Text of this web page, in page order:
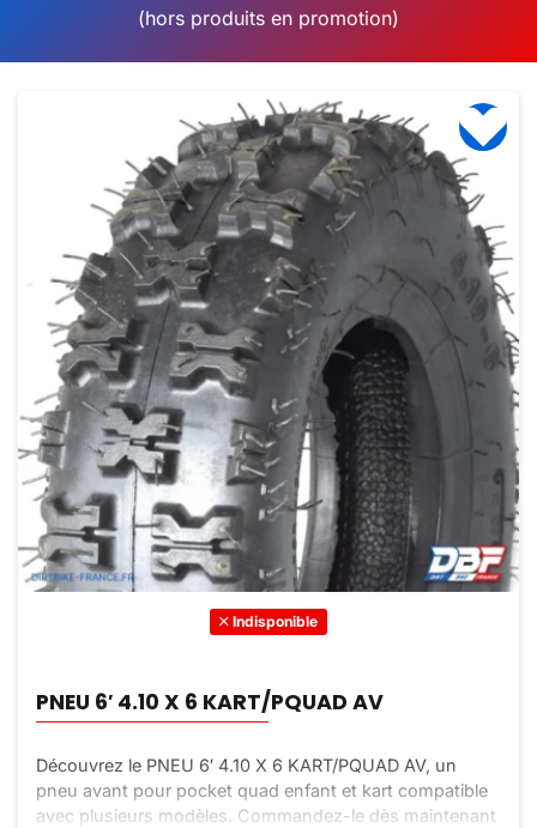
(hors produits en promotion)
Indisponible
PNEU 6′ 4.10 X 6 KART/PQUAD AV
Découvrez le PNEU 6′ 4.10 X 6 KART/PQUAD AV, un
pneu avant pour pocket quad enfant et kart compatible
avec plusieurs modèles. Commandez-le dès maintenant